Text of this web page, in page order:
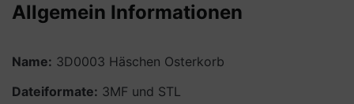
Allgemein Informationen
Name: 3D0003 Häschen Osterkorb
Dateiformate: 3MF und STL